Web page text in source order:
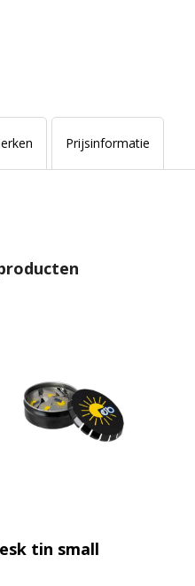
Prijsinformatie
tin small